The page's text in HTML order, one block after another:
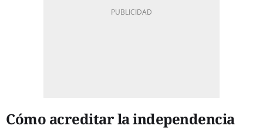
Cómo acreditar la independencia